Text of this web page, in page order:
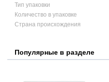
Тип упаковки
Количество в упаковке
Страна происхождения
Популярные в разделе